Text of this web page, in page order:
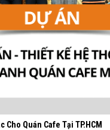
Cho Quán Cafe Tại TP.HCM